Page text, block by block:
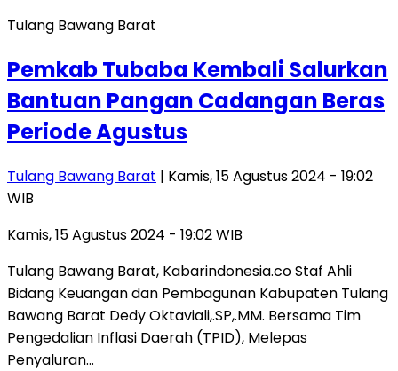
Tulang Bawang Barat
Pemkab Tubaba Kembali Salurkan
Bantuan Pangan Cadangan Beras
Periode Agustus
Tulang Bawang Barat | Kamis, 15 Agustus 2024 - 19:02
WIB
Kamis, 15 Agustus 2024 - 19:02 WIB
Tulang Bawang Barat, Kabarindonesia.co Staf Ahli
Bidang Keuangan dan Pembagunan Kabupaten Tulang
Bawang Barat Dedy Oktaviali,.SP,.MM. Bersama Tim
Pengedalian Inflasi Daerah (TPID), Melepas
Penyaluran…